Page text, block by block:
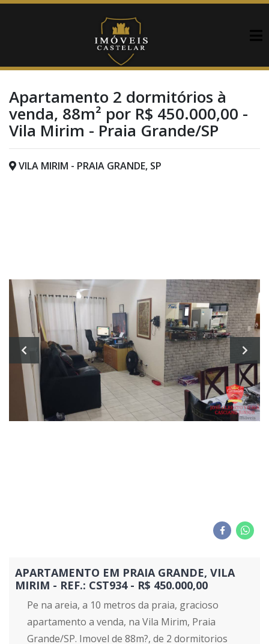
Apartamento 2 dormitórios à
venda, 88m² por R$ 450.000,00 -
Vila Mirim - Praia Grande/SP
VILA MIRIM - PRAIA GRANDE, SP
APARTAMENTO EM PRAIA GRANDE, VILA
MIRIM - REF.: CST934 - R$ 450.000,00
Pe na areia, a 10 metros da praia, gracioso
apartamento a venda, na Vila Mirim, Praia
Grande/SP. Imovel de 88m?, de 2 dormitorios